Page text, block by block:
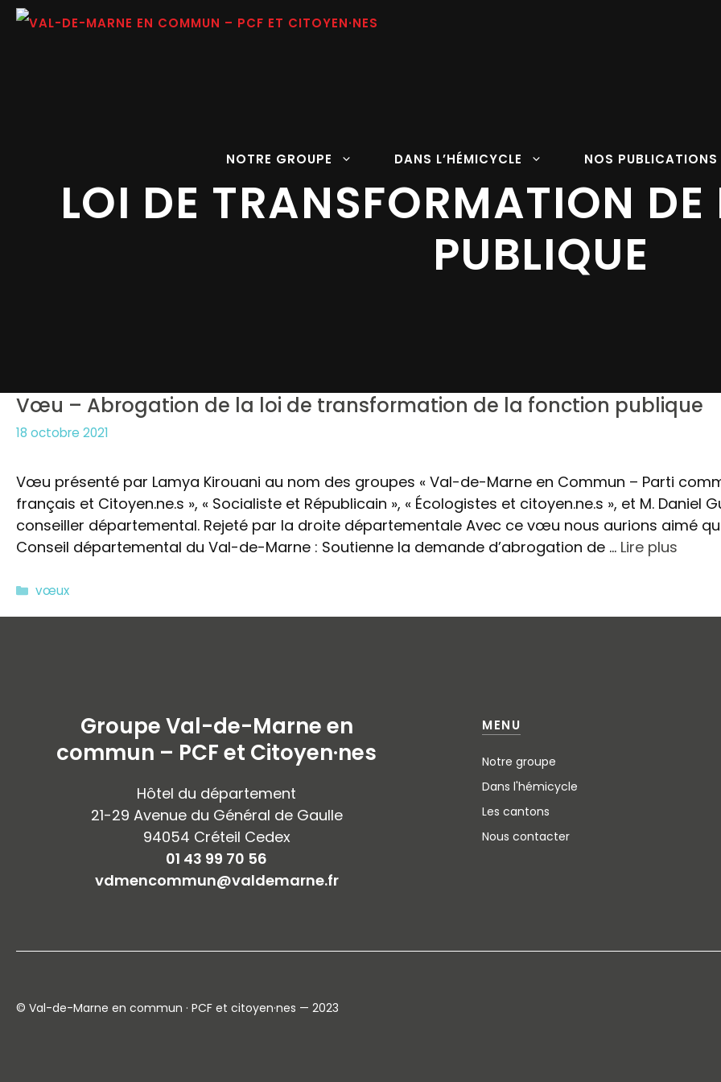
Aller
NOTRE GROUPE DANS L’HÉMICYCLE NOS PUBLICATIONS
LOI DE TRANSFORMATION
PUBLIQUE
Vœu – Abrogation de la loi de transformation de la fonction publique
18 octobre 2021
Vœu présenté par Lamya Kirouani au nom des groupes « Val-de-Marne en Commun – Parti
français et Citoyen.ne.s », « Socialiste et Républicain », « Écologistes et citoyen.ne.s », et M. Daniel
conseiller départemental. Rejeté par la droite départementale Avec ce vœu nous aurions aimé
Conseil départemental du Val-de-Marne : Soutienne la demande d’abrogation de … Lire plus
Catégories
vœux
Groupe Val-de-Marne en
commun – PCF et Citoyen·nes
Hôtel du département
21-29 Avenue du Général de Gaulle
94054 Créteil Cedex
01 43 99 70 56
vdmencommun@valdemarne.fr
MENU
Notre groupe
Dans l'hémicycle
Les cantons
Nous contacter
© Val-de-Marne en commun · PCF et citoyen·nes — 2023